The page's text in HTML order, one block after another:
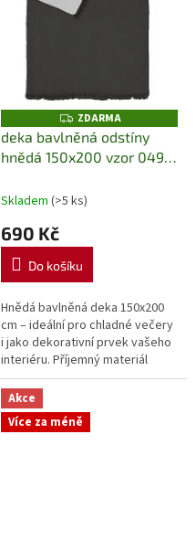
Z
D
A
R
ZDARMA
deka bavlněná odstíny
hnědá 150x200 vzor 049JB
Skladem (>5 ks)
690 Kč
Do košíku
Hnědá bavlněná deka 150x200
cm – ideální pro chladné večery
i jako dekorativní prvek vašeho
interiéru. Příjemný materiál
zaručuje pohodlí, dlouhou
životnost a snadnou údržbu.
Akce
Více za méně